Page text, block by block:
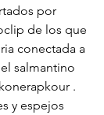
por
de los que
conectada a
salmantino
.
y espejos